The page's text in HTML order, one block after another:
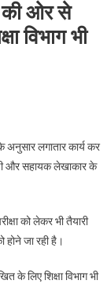
की ओर से
विभाग भी
अनुसार लगातार कार्य कर
और सहायक लेखाकार के
को लेकर भी तैयारी
जा रही है।
के लिए शिक्षा विभाग भी